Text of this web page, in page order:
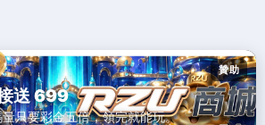
贊助
送 699
只要彩金五倍，領完就能玩。